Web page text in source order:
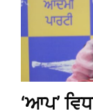
‘ਆਪ’